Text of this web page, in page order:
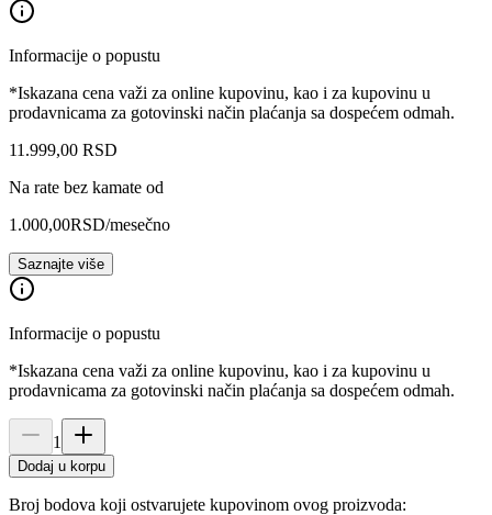
Informacije o popustu
*Iskazana cena važi za online kupovinu, kao i za kupovinu u
prodavnicama za gotovinski način plaćanja sa dospećem odmah.
11.999,00 RSD
Na rate bez kamate od
1.000,00RSD/mesečno
Saznajte više
Informacije o popustu
*Iskazana cena važi za online kupovinu, kao i za kupovinu u
prodavnicama za gotovinski način plaćanja sa dospećem odmah.
1
Dodaj u korpu
Broj bodova koji ostvarujete kupovinom ovog proizvoda: